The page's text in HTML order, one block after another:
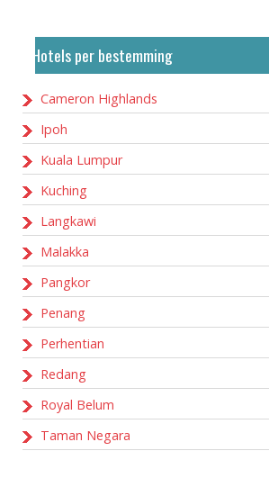
Hotels per bestemming
Cameron Highlands
Ipoh
Kuala Lumpur
Kuching
Langkawi
Malakka
Pangkor
Penang
Perhentian
Redang
Royal Belum
Taman Negara